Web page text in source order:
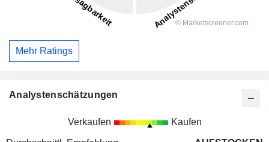
Mehr Ratings
Analystenschätzungen
Verkaufen Kaufen